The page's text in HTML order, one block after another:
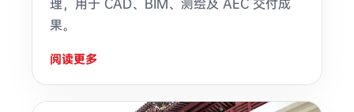
理，用于 CAD、BIM、测绘及 AEC 交付成
果。
阅读更多